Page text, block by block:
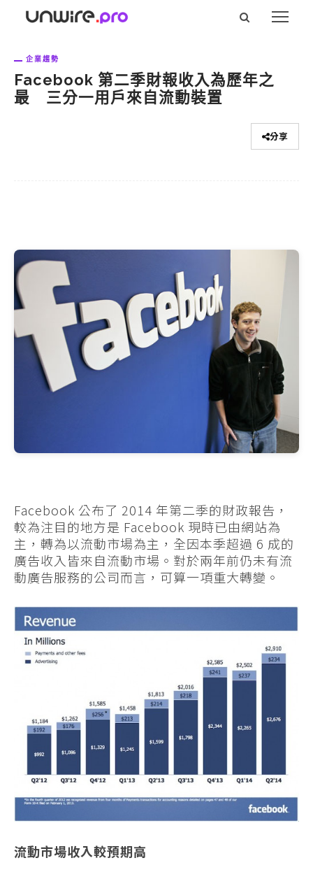
企業趨勢
Facebook 第二季財報收入為歷年之
最 三分一用戶來自流動裝置
分享
Facebook 公布了 2014 年第二季的財政報告，
較為注目的地方是 Facebook 現時已由網站為
主，轉為以流動市場為主，全因本季超過 6 成的
廣告收入皆來自流動市場。對於兩年前仍未有流
動廣告服務的公司而言，可算一項重大轉變。
流動市場收入較預期高